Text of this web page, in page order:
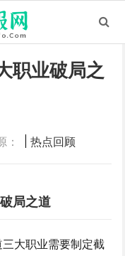
业破局之
： 热点回顾
局之道
大职业需要制定截